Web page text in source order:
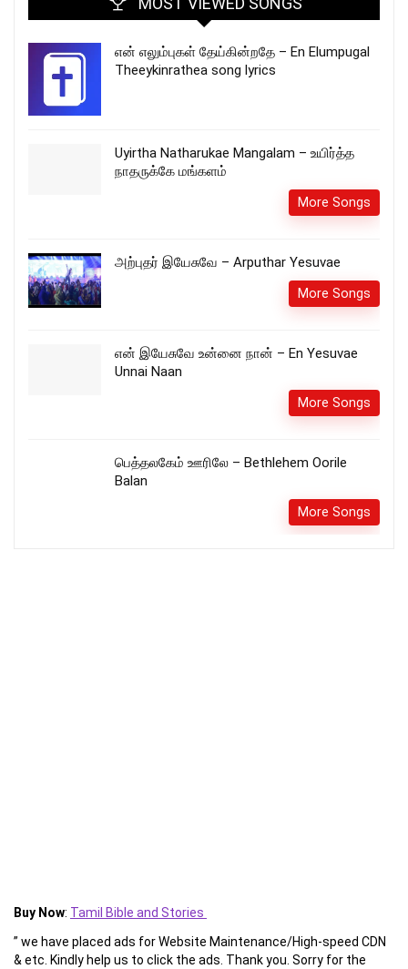
என் எலும்புகள் தேய்கின்றதே – En Elumpugal
Theeykinrathea song lyrics
Uyirtha Natharukae Mangalam – உயிர்த்த
நாதருக்கே மங்களம்
More Songs
அற்புதர் இயேசுவே – Arputhar Yesuvae
More Songs
என் இயேசுவே உன்னை நான் – En Yesuvae
Unnai Naan
More Songs
பெத்தலகேம் ஊரிலே – Bethlehem Oorile
Balan
More Songs
Buy Now: Tamil Bible and Stories
” we have placed ads for Website Maintenance/High-speed CDN
& etc. Kindly help us to click the ads. Thank you. Sorry for the